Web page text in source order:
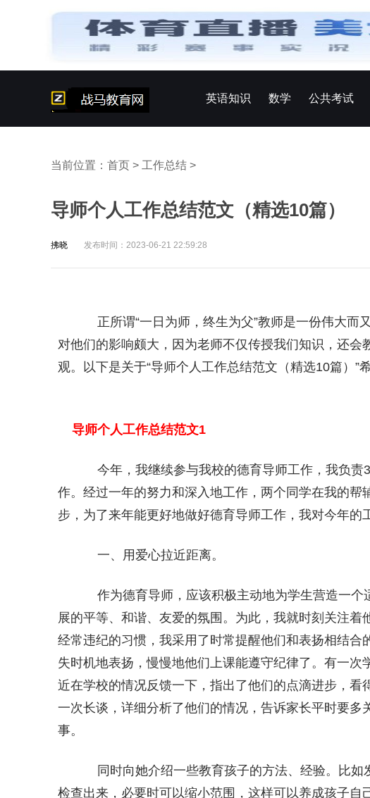
英语知识 数学 公共考试
当前位置： 首页 > 工作总结 >
导师个人工作总结范文（精选10篇）
拂晓 发布时间：2023-06-21 22:59:28
正所谓“一日为师，终生为父”教师是一份伟大而
对他们的影响颇大，因为老师不仅传授我们知识，还会
观。以下是关于“导师个人工作总结范文（精选10篇）”
导师个人工作总结范文1
今年，我继续参与我校的德育导师工作，我负责
作。经过一年的努力和深入地工作，两个同学在我的
步，为了来年能更好地做好德育导师工作，我对今年的
一、用爱心拉近距离。
作为德育导师，应该积极主动地为学生营造一个
展的平等、和谐、友爱的氛围。为此，我就时刻关注
经常违纪的习惯，我采用了时常提醒他们和表扬相结合
失时机地表扬，慢慢地他们上课能遵守纪律了。有一
近在学校的情况反馈一下，指出了他们的点滴进步，看
一次长谈，详细分析了他们的情况，告诉家长平时要多
事。
同时向她介绍一些教育孩子的方法、经验。比如
检查出来，必要时可以缩小范围，这样可以养成孩子